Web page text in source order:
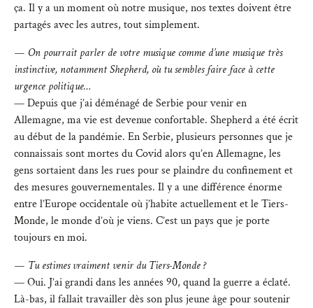
ça. Il y a un moment où notre musique, nos textes doivent être
partagés avec les autres, tout simplement.
— On pourrait parler de votre musique comme d’une musique très
instinctive, notamment Shepherd, où tu sembles faire face à cette
urgence politique…
— Depuis que j’ai déménagé de Serbie pour venir en
Allemagne, ma vie est devenue confortable. Shepherd a été écrit
au début de la pandémie. En Serbie, plusieurs personnes que je
connaissais sont mortes du Covid alors qu’en Allemagne, les
gens sortaient dans les rues pour se plaindre du confinement et
des mesures gouvernementales. Il y a une différence énorme
entre l’Europe occidentale où j’habite actuellement et le Tiers-
Monde, le monde d’où je viens. C’est un pays que je porte
toujours en moi.
— Tu estimes vraiment venir du Tiers-Monde ?
— Oui. J’ai grandi dans les années 90, quand la guerre a éclaté.
Là-bas, il fallait travailler dès son plus jeune âge pour soutenir